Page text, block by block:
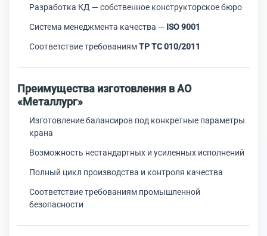
Разработка КД — собственное конструкторское бюро
Система менеджмента качества — ISO 9001
Соответствие требованиямТР ТС 010/2011
Преимущества изготовления в АО
«Металлург»
Изготовление балансиров под конкретные параметры
крана
Возможность нестандартных и усиленных исполнений
Полный цикл производства и контроля качества
Соответствие требованиям промышленной
безопасности